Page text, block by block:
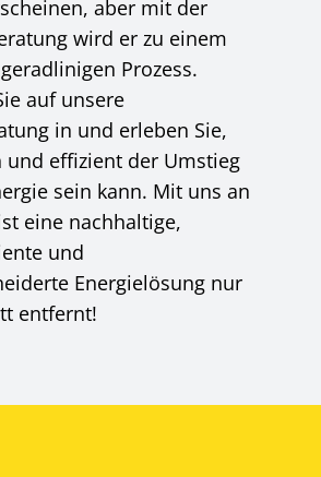
aber mit der
wird er zu einem
Prozess.
auf unsere
in und erleben Sie,
und effizient der Umstieg
sein kann. Mit uns an
eine nachhaltige,
und
Energielösung nur
entfernt!